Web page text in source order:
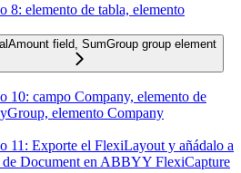
8: elemento de tabla, elemento
field, SumGroup group element
10: campo Company, elemento de
elemento Company
11: Exporte el FlexiLayout y añádalo a
Document en ABBYY FlexiCapture